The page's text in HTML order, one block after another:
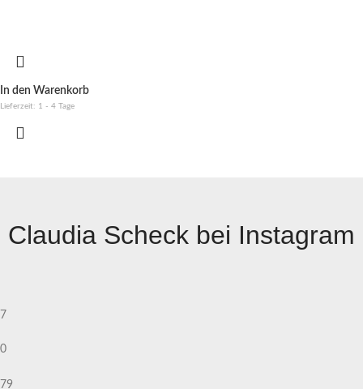
In den Warenkorb
Lieferzeit: 1 - 4 Tage
Claudia Scheck bei Instagram
7
0
79